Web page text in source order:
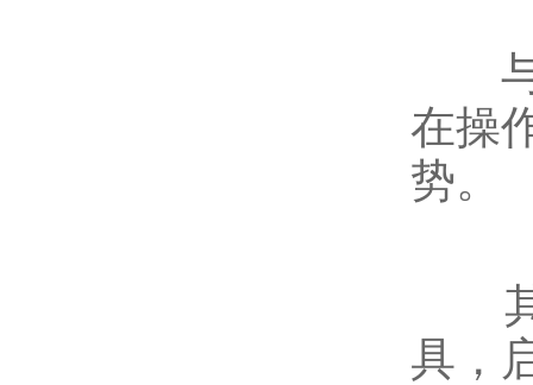
与
在操
势。
其
具，